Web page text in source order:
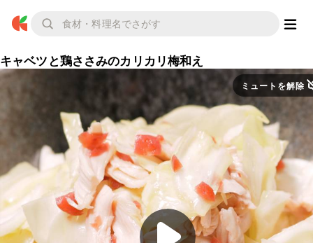
キャベツと鶏ささみのカリカリ梅和え
ミュートを解除